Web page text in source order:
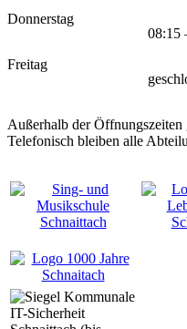
Donnerstag
08:15
Freitag
Außerhalb der
Telefonisch bleiben alle